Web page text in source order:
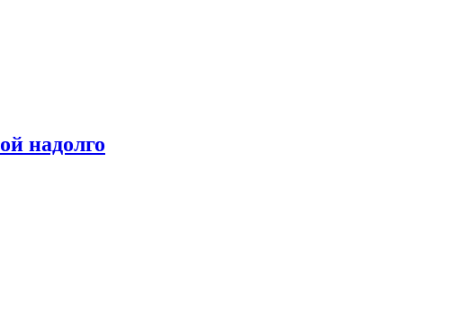
надолго